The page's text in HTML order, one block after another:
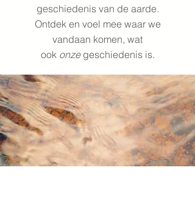
geschiedenis van de aarde.
Ontdek en voel mee waar we
vandaan komen, wat
ook onze geschiedenis is.